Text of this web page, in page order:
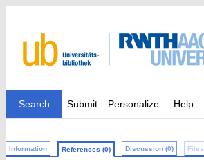
Search Submit Personalize Help
Information References (0) Discussion (0) Files